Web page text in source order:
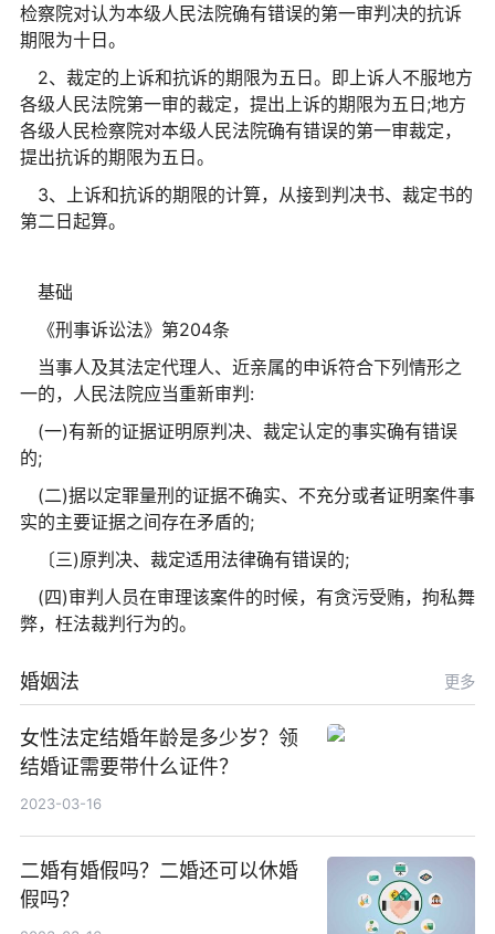
检察院对认为本级人民法院确有错误的第一审判决的抗诉
期限为十日。
2、裁定的上诉和抗诉的期限为五日。即上诉人不服地方
各级人民法院第一审的裁定，提出上诉的期限为五日;地方
各级人民检察院对本级人民法院确有错误的第一审裁定，
提出抗诉的期限为五日。
3、上诉和抗诉的期限的计算，从接到判决书、裁定书的
第二日起算。
基础
《刑事诉讼法》第204条
当事人及其法定代理人、近亲属的申诉符合下列情形之
一的，人民法院应当重新审判:
(一)有新的证据证明原判决、裁定认定的事实确有错误
的;
(二)据以定罪量刑的证据不确实、不充分或者证明案件事
实的主要证据之间存在矛盾的;
〔三)原判决、裁定适用法律确有错误的;
(四)审判人员在审理该案件的时候，有贪污受贿，拘私舞
弊，枉法裁判行为的。
婚姻法 更多
女性法定结婚年龄是多少岁？领
结婚证需要带什么证件？
2023-03-16
二婚有婚假吗？二婚还可以休婚
假吗？